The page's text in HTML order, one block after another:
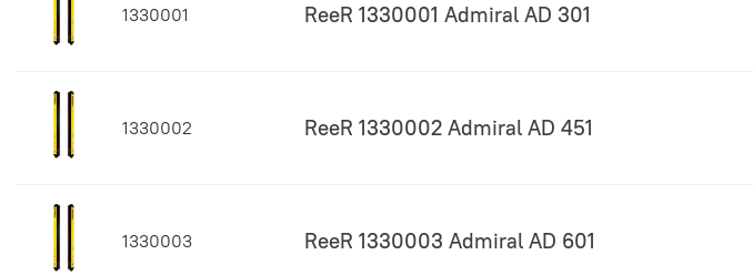
1330001 ReeR 1330001 Admiral AD 301
1330002 ReeR 1330002 Admiral AD 451
1330003 ReeR 1330003 Admiral AD 601